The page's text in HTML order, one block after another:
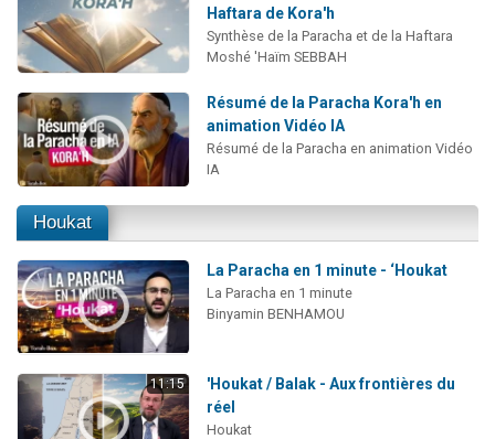
Haftara de Kora'h
Synthèse de la Paracha et de la Haftara
Moshé 'Haïm SEBBAH
Résumé de la Paracha Kora'h en
animation Vidéo IA
Résumé de la Paracha en animation Vidéo
IA
Houkat
La Paracha en 1 minute - ‘Houkat
La Paracha en 1 minute
Binyamin BENHAMOU
11:15
'Houkat / Balak - Aux frontières du
réel
Houkat